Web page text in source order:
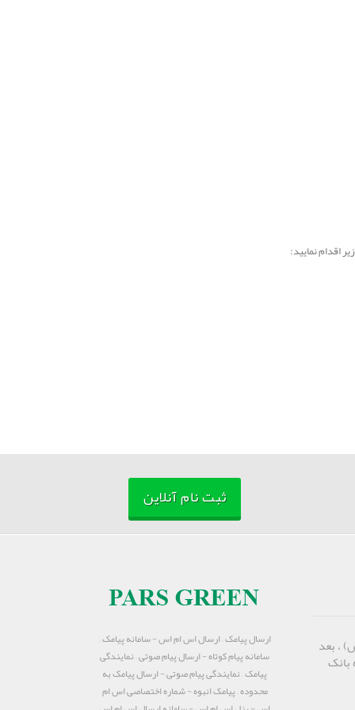
ثبت نام آنلاین
، بعد
بانک
ارسال پیامک – ارسال اس ام اس - سامانه پیامک –
سامانه پیام کوتاه - ارسال پیام صوتی – نمایندگی
پیامک – نمایندگی پیام صوتی - ارسال پیامک به
محدوده – پیامک انبوه - شماره اختصاصی اس ام